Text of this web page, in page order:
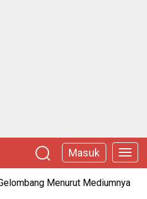
Masuk
Menurut Mediumnya